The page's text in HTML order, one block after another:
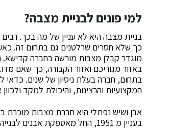
למי פונים לבניית מצבה?
בניית מצבה היא לא עניין של מה בכך.
כך שלא חסרים שרלטנים גם בתחום זה.
מוגדר קבלן מצבות מורשה בחברה
באזור מגוריכם ואזור הקבורה, כך שאם
בתחום, חברה בעלת ניסיון של שנים.
המקצועיות והרצינות, והיכולת למקד
אבן ושיש נפתלי היא חברת מצבות מוכרת
בעניין מ 1951, החל מאספקת אבנים לבנייה, דרך הבניה והעיצוב ועד חידוש ושיפוץ מצבות. מוזמנים ליצור קשר.